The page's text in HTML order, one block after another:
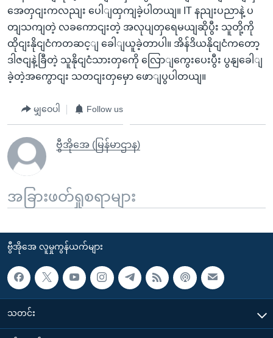
အေတှငျးကလညျး ပေါျထှကျခဲ့ပါတယျ။ IT နညျးပညာနဲ့ ပ
တျသကျတဲ့ လခကောငျးတဲ့ အလုပျတှရေမယျဆိုပွီး သူတို့ကို
ထိုငျးနိုငျငံကတဆင့ျ ခေါျယူခဲ့တာပါ။ အိန်ဒိယနိုငျငံကတော့
ဒါဇငျနဲ့ခြီတဲ့ သူနိုငျငံသားတှကေို လြောျကွေးပေးပွီး ပွနျခေါျ
ခဲ့တဲ့အကွောငျး သတငျးတှမှော ဖောျပွပါတယျ။
မျှဝေပါ Follow us
ဗွီအိုအေ (မြန်မာဌာန)
အခြားဖတ်ရှုစရာများ
ဗွီအိုအေ လူမှုကွန်ယက်များ
သတင်း